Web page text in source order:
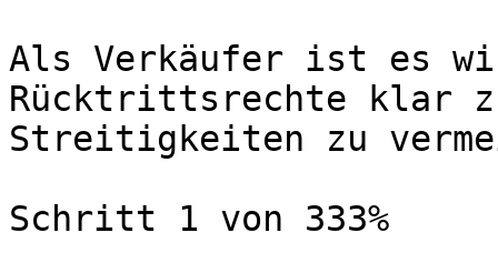
Als Verkäufer ist es
Rücktrittsrechte klar
Streitigkeiten zu
Schritt 1 von 333%